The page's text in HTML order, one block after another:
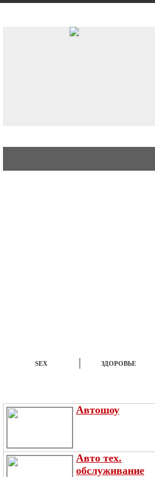
SEX ЗДОРОВЬЕ
Автошоу
Авто тех.
обслуживание